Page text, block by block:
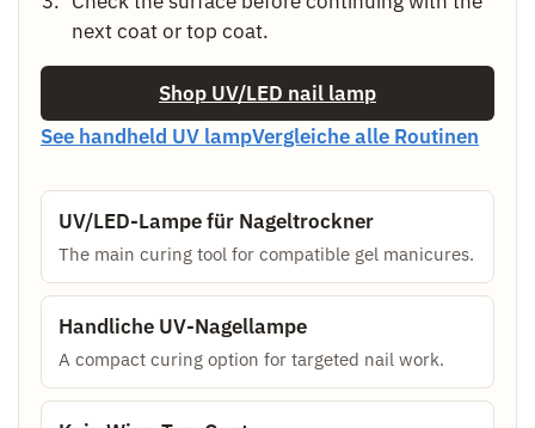
next coat or top coat.
Shop UV/LED nail lamp
See handheld UV lampVergleiche alle Routinen
UV/LED-Lampe für Nageltrockner
The main curing tool for compatible gel manicures.
Handliche UV-Nagellampe
A compact curing option for targeted nail work.